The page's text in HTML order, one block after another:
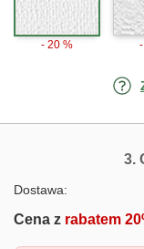
- 20 %
3.
Dostawa:
Cena z rabatem